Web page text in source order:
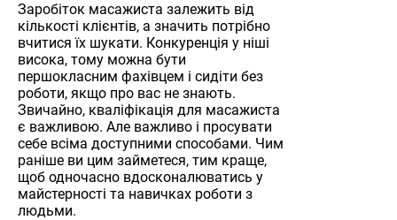
Заробіток масажиста залежить від
кількості клієнтів, а значить потрібно
вчитися їх шукати. Конкуренція у ніші
висока, тому можна бути
першокласним фахівцем і сидіти без
роботи, якщо про вас не знають.
Звичайно, кваліфікація для масажиста
є важливою. Але важливо і просувати
себе всіма доступними способами. Чим
раніше ви цим займетеся, тим краще,
щоб одночасно вдосконалюватись у
майстерності та навичках роботи з
людьми.